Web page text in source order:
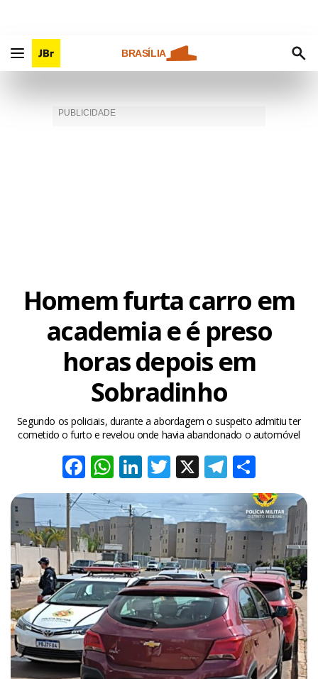
BRASÍLIA
Homem furta carro em
academia e é preso
horas depois em
Sobradinho
Segundo os policiais, durante a abordagem o suspeito admitiu ter
cometido o furto e revelou onde havia abandonado o automóvel
Facebook
WhatsApp
LinkedIn
Twitter
X